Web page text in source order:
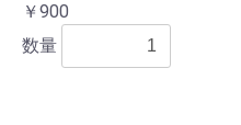
￥900
数量